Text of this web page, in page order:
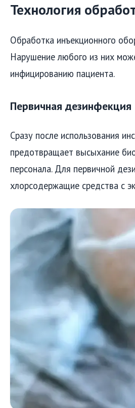
Технология
Обработка инъекционного
Нарушение любого из них
инфицированию пациента.
Первичная дезинфекция
Сразу после использования
предотвращает высыхание
персонала. Для первичной
хлорсодержащие средства с